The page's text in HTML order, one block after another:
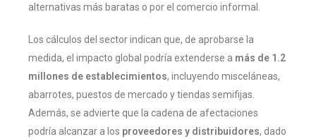
alternativas más baratas o por el comercio informal.
Los cálculos del sector indican que, de aprobarse la
medida, el impacto global podría extenderse a más de 1.2
millones de establecimientos, incluyendo misceláneas,
abarrotes, puestos de mercado y tiendas semifijas.
Además, se advierte que la cadena de afectaciones
podría alcanzar a los proveedores y distribuidores, dado